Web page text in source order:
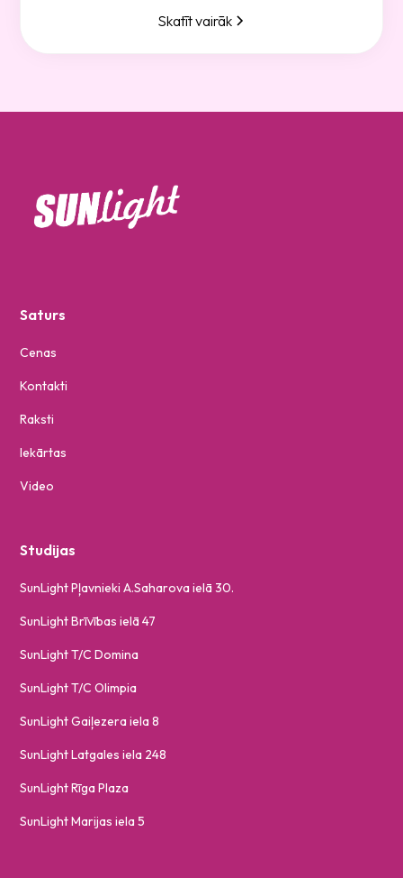
Skatīt vairāk
Saturs
Cenas
Kontakti
Raksti
Iekārtas
Video
Studijas
SunLight Pļavnieki A.Saharova ielā 30.
SunLight Brīvības ielā 47
SunLight T/C Domina
SunLight T/C Olimpia
SunLight Gaiļezera iela 8
SunLight Latgales iela 248
SunLight Rīga Plaza
SunLight Marijas iela 5